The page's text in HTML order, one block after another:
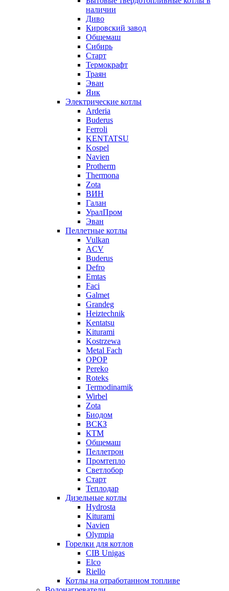
наличии
Диво
Кировский завод
Общемаш
Сибирь
Старт
Термокрафт
Траян
Эван
Яик
Электрические котлы
Arderia
Buderus
Ferroli
KENTATSU
Kospel
Navien
Protherm
Thermona
Zota
ВИН
Галан
УралПром
Эван
Пеллетные котлы
Vulkan
ACV
Buderus
Defro
Emtas
Faci
Galmet
Grandeg
Heiztechnik
Kentatsu
Kiturami
Kostrzewa
Metal Fach
OPOP
Pereko
Roteks
Termodinamik
Wirbel
Zota
Биодом
ВСКЗ
КТМ
Общемаш
Пеллетрон
Промтепло
Светлобор
Старт
Теплодар
Дизельные котлы
Hydrosta
Kiturami
Navien
Olympia
Горелки для котлов
CIB Unigas
Elco
Riello
Котлы на отработанном топливе